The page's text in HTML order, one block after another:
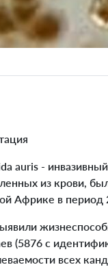
auris -
из крови,
Африке в период
(5876 с
всех